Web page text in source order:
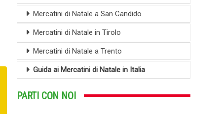
Mercatini di Natale a San Candido
Mercatini di Natale in Tirolo
Mercatini di Natale a Trento
Guida ai Mercatini di Natale in Italia
PARTI CON NOI